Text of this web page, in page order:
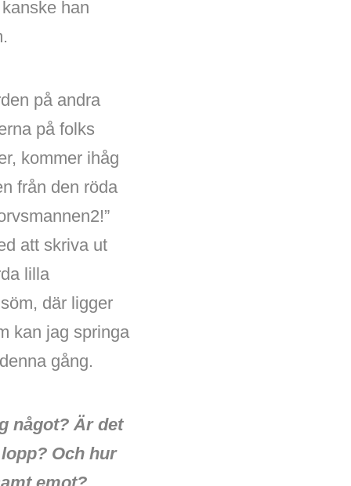
han
på andra
på folks
kommer ihåg
från den röda
att skriva ut
lilla
där ligger
kan jag springa
gång.
något? Är det
Och hur